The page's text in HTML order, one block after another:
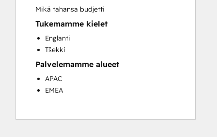
Knowledge Base Development
Sales Coaching and Training
Sales Enablement
Social Media
Video Production
Mikä tahansa budjetti
Tukemamme kielet
Englanti
Tšekki
Palvelemamme alueet
APAC
EMEA